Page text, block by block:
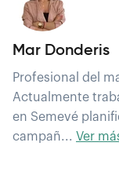
Mar Donderis
Profesional del
Actualmente
en Semevé
campañ... Ver